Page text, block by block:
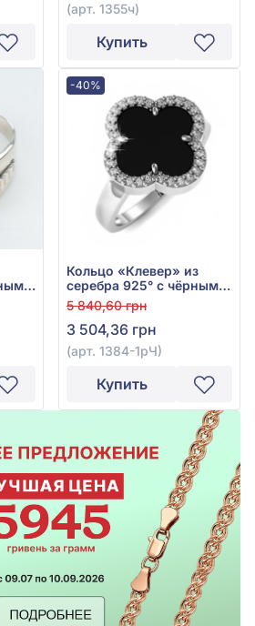
(арт. 1355ч)
Купить
-40%
Кольцо «Клевер» из
серебра 925° с чёрным
ониксом и фианитом,
арт. 1384-1рЧ
5 840,60 грн
3 504,36 грн
(арт. 1384-1рЧ)
Купить